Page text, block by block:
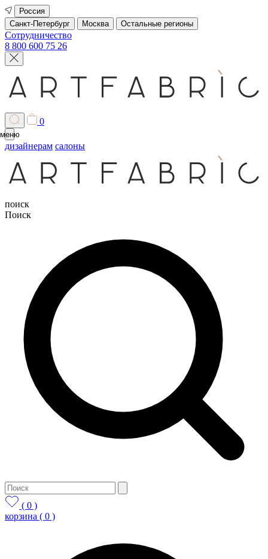
Россия
Санкт-Петербург
Москва Остальные регионы
Сотрудничество
8 800 600 75 26
0
меню
дизайнерам салоны
поиск
Поиск
( 0 )
корзина ( 0 )